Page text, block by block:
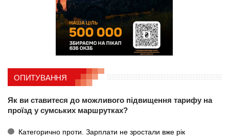
ОПИТУВАННЯ
Як ви ставитеся до можливого підвищення тарифу на
проїзд у сумських маршрутках?
Категорично проти. Зарплати не зростали вже рік